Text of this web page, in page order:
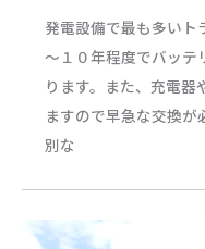
発電設備で最も多いト
～１０年程度でバッテ
ります。また、充電器
ますので早急な交換
別な